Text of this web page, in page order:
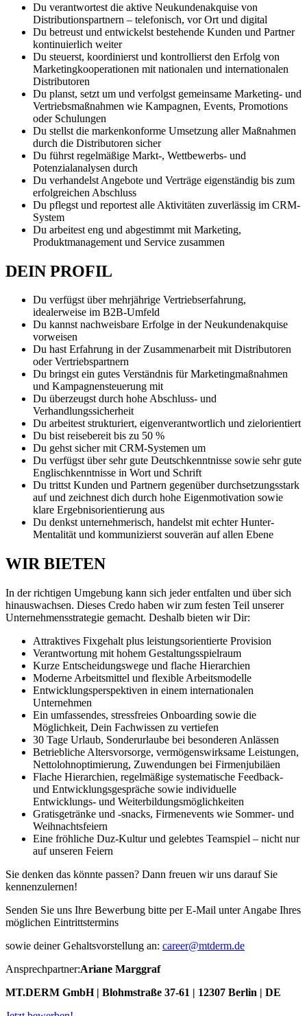
Du verantwortest die aktive Neukundenakquise von
Distributionspartnern – telefonisch, vor Ort und digital
Du betreust und entwickelst bestehende Kunden und Partner
kontinuierlich weiter
Du steuerst, koordinierst und kontrollierst den Erfolg von
Marketingkooperationen mit nationalen und internationalen
Distributoren
Du planst, setzt um und verfolgst gemeinsame Marketing- und
Vertriebsmaßnahmen wie Kampagnen, Events, Promotions
oder Schulungen
Du stellst die markenkonforme Umsetzung aller Maßnahmen
durch die Distributoren sicher
Du führst regelmäßige Markt-, Wettbewerbs- und
Potenzialanalysen durch
Du verhandelst Angebote und Verträge eigenständig bis zum
erfolgreichen Abschluss
Du pflegst und reportest alle Aktivitäten zuverlässig im CRM-
System
Du arbeitest eng und abgestimmt mit Marketing,
Produktmanagement und Service zusammen
DEIN PROFIL
Du verfügst über mehrjährige Vertriebserfahrung,
idealerweise im B2B-Umfeld
Du kannst nachweisbare Erfolge in der Neukundenakquise
vorweisen
Du hast Erfahrung in der Zusammenarbeit mit Distributoren
oder Vertriebspartnern
Du bringst ein gutes Verständnis für Marketingmaßnahmen
und Kampagnensteuerung mit
Du überzeugst durch hohe Abschluss- und
Verhandlungssicherheit
Du arbeitest strukturiert, eigenverantwortlich und zielorientiert
Du bist reisebereit bis zu 50 %
Du gehst sicher mit CRM-Systemen um
Du verfügst über sehr gute Deutschkenntnisse sowie sehr gute
Englischkenntnisse in Wort und Schrift
Du trittst Kunden und Partnern gegenüber durchsetzungsstark
auf und zeichnest dich durch hohe Eigenmotivation sowie
klare Ergebnisorientierung aus
Du denkst unternehmerisch, handelst mit echter Hunter-
Mentalität und kommunizierst souverän auf allen Ebene
WIR BIETEN
In der richtigen Umgebung kann sich jeder entfalten und über sich
hinauswachsen. Dieses Credo haben wir zum festen Teil unserer
Unternehmensstrategie gemacht. Deshalb bieten wir Dir:
Attraktives Fixgehalt plus leistungsorientierte Provision
Verantwortung mit hohem Gestaltungsspielraum
Kurze Entscheidungswege und flache Hierarchien
Moderne Arbeitsmittel und flexible Arbeitsmodelle
Entwicklungsperspektiven in einem internationalen
Unternehmen
Ein umfassendes, stressfreies Onboarding sowie die
Möglichkeit, Dein Fachwissen zu vertiefen
30 Tage Urlaub, Sonderurlaube bei besonderen Anlässen
Betriebliche Altersvorsorge, vermögenswirksame Leistungen,
Nettolohnoptimierung, Zuwendungen bei Firmenjubiläen
Flache Hierarchien, regelmäßige systematische Feedback-
und Entwicklungsgespräche sowie individuelle
Entwicklungs- und Weiterbildungsmöglichkeiten
Gratisgetränke und -snacks, Firmenevents wie Sommer- und
Weihnachtsfeiern
Eine fröhliche Duz-Kultur und gelebtes Teamspiel – nicht nur
auf unseren Feiern
Sie denken das könnte passen? Dann freuen wir uns darauf Sie
kennenzulernen!
Senden Sie uns Ihre Bewerbung bitte per E-Mail unter Angabe Ihres
möglichen Eintrittstermins
sowie deiner Gehaltsvorstellung an: career@mtderm.de
Ansprechpartner:Ariane Marggraf
MT.DERM GmbH | Blohmstraße 37-61 | 12307 Berlin | DE